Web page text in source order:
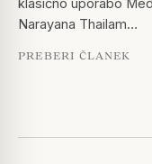
klasično uporabo
Narayana Thailam…
PREBERI ČLANEK